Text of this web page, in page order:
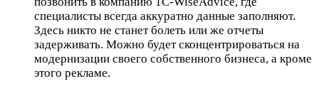
специалисты всегда аккуратно данные заполняют.
Здесь никто не станет болеть или же отчеты
задерживать. Можно будет сконцентрироваться на
модернизации своего собственного бизнеса, а кроме
этого рекламе.